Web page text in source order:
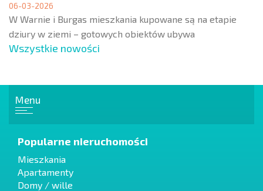
06-03-2026
W Warnie i Burgas mieszkania kupowane są na etapie
dziury w ziemi – gotowych obiektów ubywa
Wszystkie nowości
Menu
Popularne nieruchomości
Mieszkania
Apartamenty
Domy / wille